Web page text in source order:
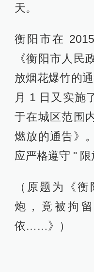
天。
衡阳市在
《衡阳市人民
放烟花爆竹的
月 1 日又实施
于在城区范围
燃放的通告》
应严格遵守 " 限
（原题为《
炮，竟被拘
依……》）